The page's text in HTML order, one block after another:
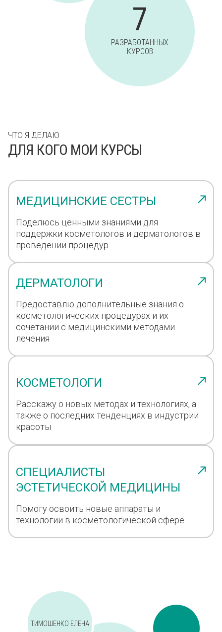
7
РАЗРАБОТАННЫХ
КУРСОВ
ЧТО Я ДЕЛАЮ
ДЛЯ КОГО МОИ КУРСЫ
МЕДИЦИНСКИЕ СЕСТРЫ
Поделюсь ценными знаниями для
поддержки косметологов и дерматологов в
проведении процедур
ДЕРМАТОЛОГИ
Предоставлю дополнительные знания о
косметологических процедурах и их
сочетании с медицинскими методами
лечения
КОСМЕТОЛОГИ
Расскажу о новых методах и технологиях, а
также о последних тенденциях в индустрии
красоты
СПЕЦИАЛИСТЫ
ЭСТЕТИЧЕСКОЙ МЕДИЦИНЫ
Помогу освоить новые аппараты и
технологии в косметологической сфере
ТИМОШЕНКО ЕЛЕНА